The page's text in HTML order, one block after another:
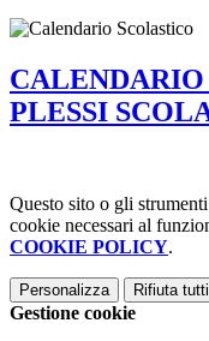
PLESSI
Questo sito o gli
cookie necessari al
COOKIE POLICY.
Personalizza Rifiuta tutti
Gestione cookie